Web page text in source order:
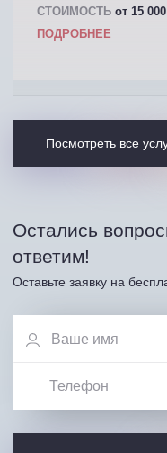
СТОИМОСТЬ от 15
ПОДРОБНЕЕ
Посмотреть все
Остались
ответим!
Оставьте заявку на